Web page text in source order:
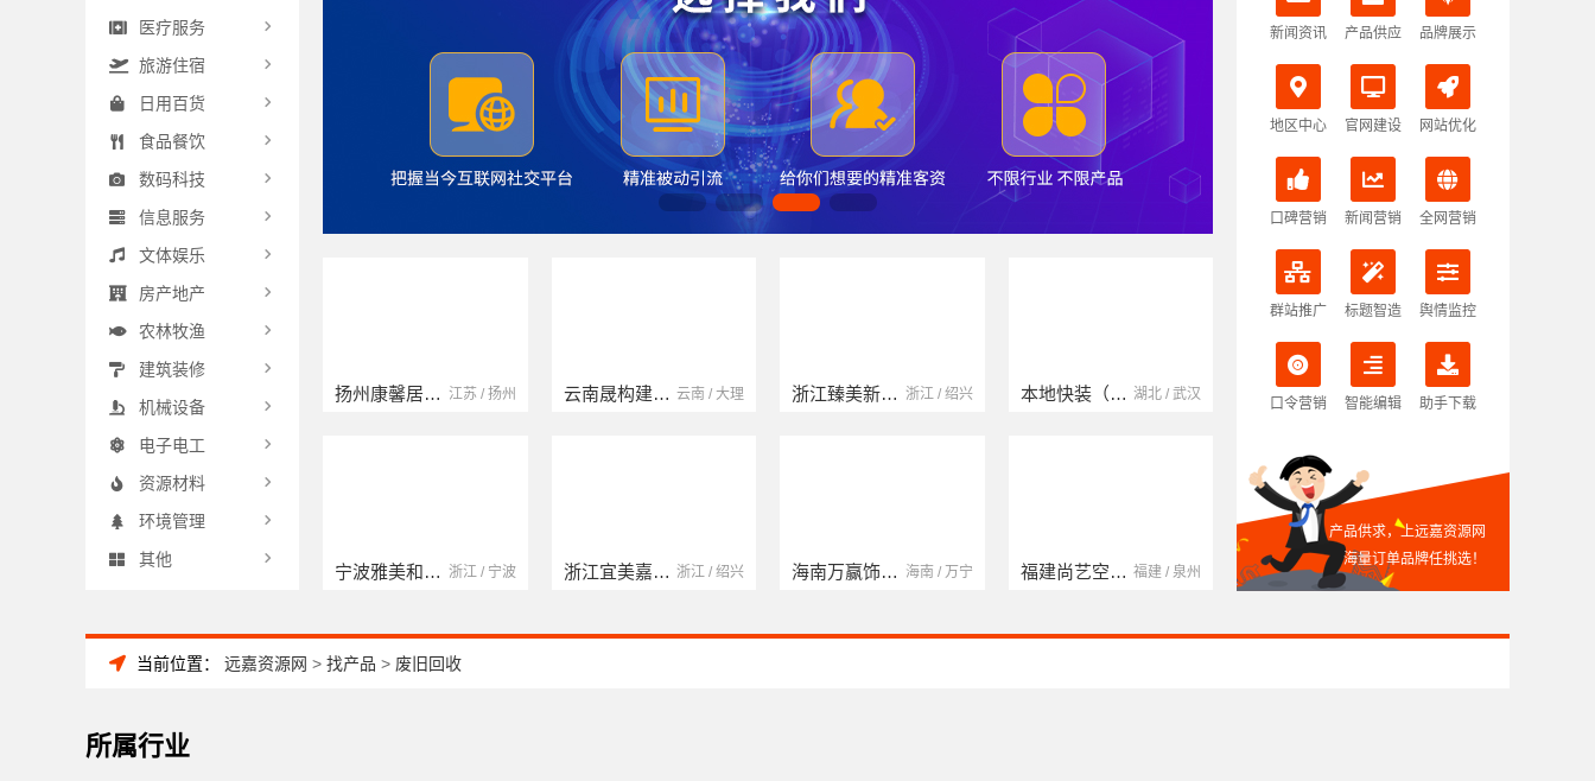
扬州康馨居装饰工程材料有限公司 江苏 / 扬州
宁波雅美和居建材科技有限公司 浙江 / 宁波
云南晟构建筑建材有限公司 云南 / 大理
浙江宜美嘉装饰工程有限公司 浙江 / 绍兴
浙江臻美新型建材有限公司 浙江 / 绍兴
海南万赢饰家新型建筑材料有限公司 海南 / 万宁
本地快装（湖北）科技有限公司 湖北 / 武汉
福建尚艺空间新材料科技有限公司 福建 / 泉州
南京玻璃镜子加工厂 江苏 / 南京
中蓝建投（北京）建设有限公司四川第一分公司 四川 / 成都
医疗服务
旅游住宿
日用百货
食品餐饮
数码科技
信息服务
文体娱乐
房产地产
农林牧渔
建筑装修
机械设备
电子电工
资源材料
环境管理
其他
新闻资讯 产品供应 品牌展示
地区中心 官网建设 网站优化
口碑营销 新闻营销 全网营销
群站推广 标题智造 舆情监控
口令营销 智能编辑 助手下载
产品供求，上远嘉资源网
海量订单品牌任挑选！
当前位置： 远嘉资源网 > 找产品 > 废旧回收
所属行业